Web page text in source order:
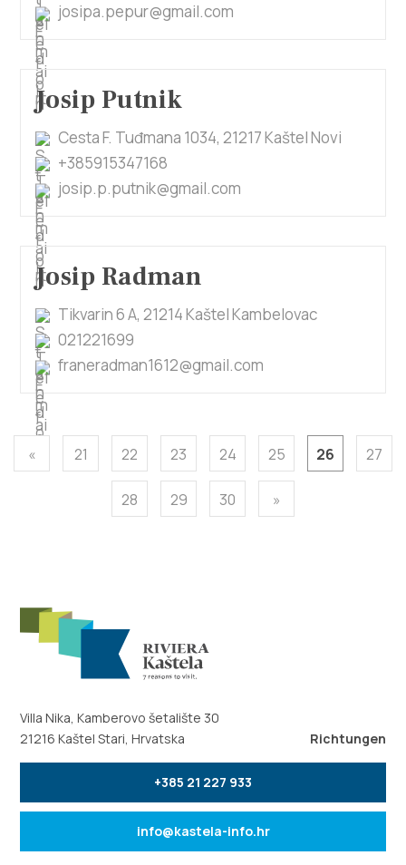
josipa.pepur@gmail.com
Josip Putnik
Cesta F. Tuđmana 1034, 21217 Kaštel Novi
+385915347168
josip.p.putnik@gmail.com
Josip Radman
Tikvarin 6 A, 21214 Kaštel Kambelovac
021221699
franeradman1612@gmail.com
« 21 22 23 24 25 26 27
28 29 30 »
Villa Nika, Kamberovo šetalište 30
21216 Kaštel Stari, Hrvatska
Richtungen
+385 21 227 933
info@kastela-info.hr